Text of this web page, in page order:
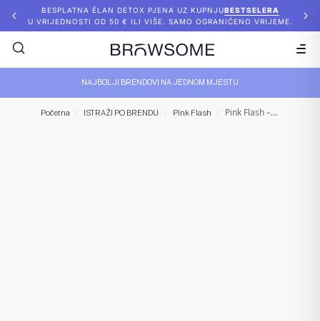
BESPLATNA ÉLAN DETOX PJENA UZ KUPNJUBESTSELERA
U VRIJEDNOSTI OD 50 € ILI VIŠE. SAMO OGRANIČENO VRIJEME.
NAJBOLJI BRENDOVI NA JEDNOM MJESTU
Početna / ISTRAŽI PO BRENDU / Pink Flash / Pink Flash – Between Step 1.5